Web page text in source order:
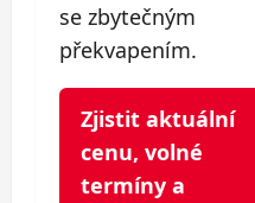
se zbytečným
překvapením.
Zjistit aktuální
cenu, volné
termíny a